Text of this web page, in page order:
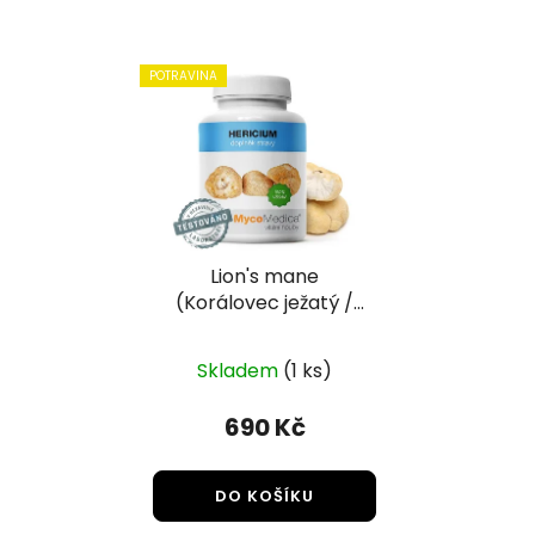
POTRAVINA
Lion's mane
(Korálovec ježatý /
kapslí) | MycoMedica
Skladem (1 ks)
690 Kč
DO KOŠÍKU